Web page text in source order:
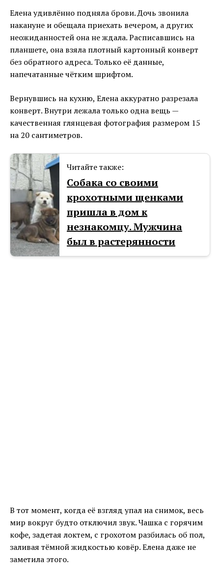
Елена удивлённо подняла брови. Дочь звонила
накануне и обещала приехать вечером, а других
неожиданностей она не ждала. Расписавшись на
планшете, она взяла плотный картонный конверт
без обратного адреса. Только её данные,
напечатанные чётким шрифтом.
Вернувшись на кухню, Елена аккуратно разрезала
конверт. Внутри лежала только одна вещь —
качественная глянцевая фотография размером 15
на 20 сантиметров.
Читайте также:
Собака со своими
крохотными щенками
пришла в дом к
незнакомцу. Мужчина
был в растерянности
В тот момент, когда её взгляд упал на снимок, весь
мир вокруг будто отключил звук. Чашка с горячим
кофе, задетая локтем, с грохотом разбилась об пол,
заливая тёмной жидкостью ковёр. Елена даже не
заметила этого.